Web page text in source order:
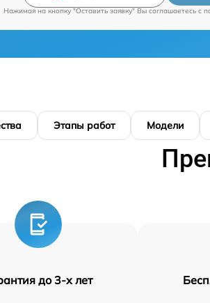
Нажимая на кнопку "Оставить заявку" Вы соглашаетесь c
Этапы работ Модели
до 3-х лет